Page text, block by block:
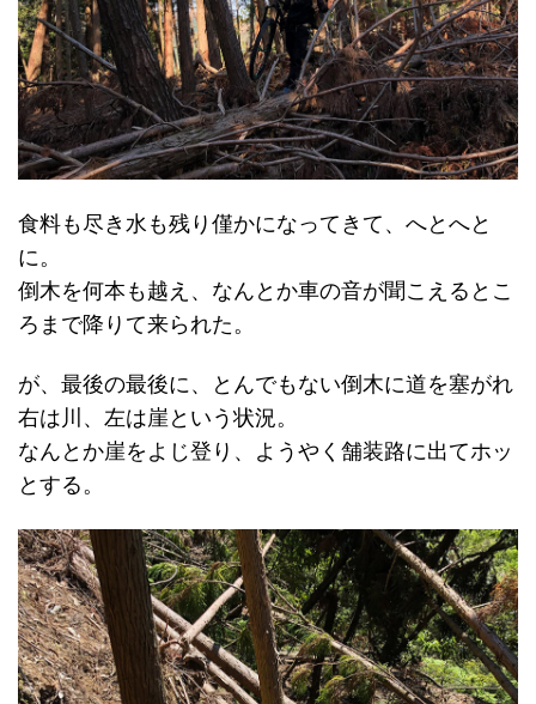
食料も尽き水も残り僅かになってきて、へとへと
に。
倒木を何本も越え、なんとか車の音が聞こえるとこ
ろまで降りて来られた。
が、最後の最後に、とんでもない倒木に道を塞がれ
右は川、左は崖という状況。
なんとか崖をよじ登り、ようやく舗装路に出てホッ
とする。